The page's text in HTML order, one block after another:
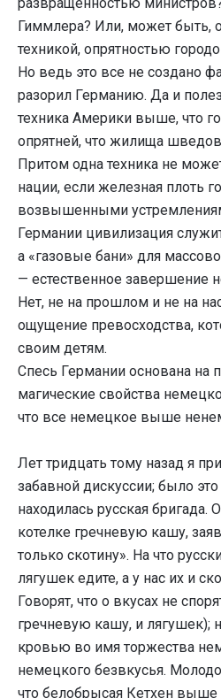
развращенностью
Гиммлера? Или, может быть,
техникой, опрятностью
Но ведь это все не создано
разорил Германию. Да и
техника Америки выше, что
опрятней, что жилища
Притом одна техника не
нации, если железная плоть
возвышенными
Германии цивилизация
а «газовые бани» для
— естественное завершение
Нет, не на прошлом и не на
ощущение превосходства,
своим детям.
Спесь Германии основана на
магические свойства
что все немецкое выше
Лет тридцать тому назад я
забавной дискуссии; было
находилась русская бригада.
котелке гречневую кашу,
только скотину». На что
лягушек едите, а у нас их и
Говорят, что о вкусах не
гречневую кашу, и лягушек);
кровью во имя торжества
немецкого безвкусья.
что белобрысая Кетхен